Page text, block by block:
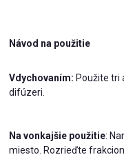
Návod na použitie
Vdychovaním: Použite tri
difúzeri.
Na vonkajšie použitie:
miesto. Rozrieďte